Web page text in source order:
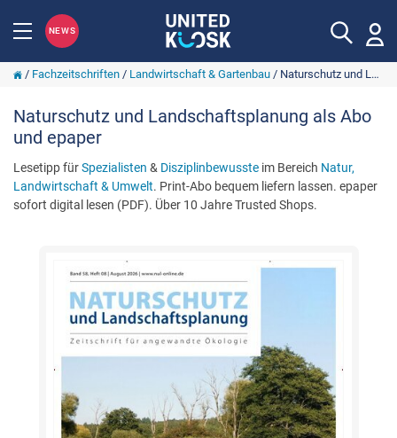
NEWS
/ Fachzeitschriften/ Landwirtschaft & Gartenbau/ Naturschutz und Landschaftsplanung
Naturschutz und Landschaftsplanung als Abo
und epaper
Lesetipp fürSpezialisten & Disziplinbewusste im Bereich Natur,
Landwirtschaft & Umwelt. Print-Abo bequem liefern lassen. epaper
sofort digital lesen (PDF). Über 10 Jahre Trusted Shops.